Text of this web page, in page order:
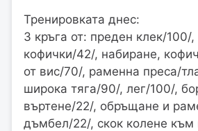
Тренировката днес:
3 кръга от: преден клек/100/
кофички/42/, набиране,
от вис/70/, раменна преса/
широка тяга/90/, лег/100/,
въртене/22/, обръщане и
дъмбел/22/, скок колене към